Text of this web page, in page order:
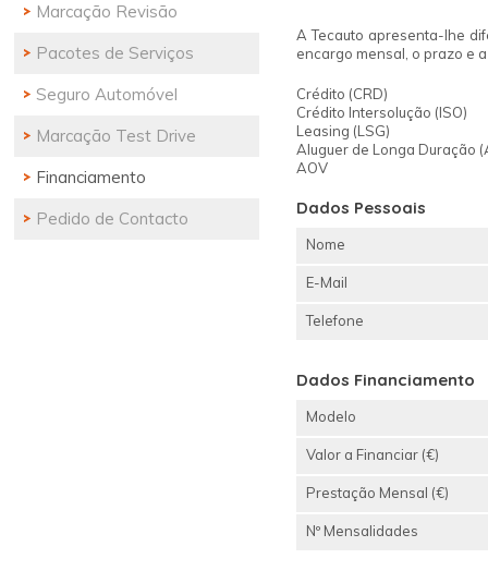
Marcação Revisão
Pacotes de Serviços
Seguro Automóvel
Marcação Test Drive
Financiamento
Pedido de Contacto
A Tecauto apresenta-lhe
encargo mensal, o prazo e
Crédito (CRD)
Crédito Intersolução (ISO)
Leasing (LSG)
Aluguer de Longa Duração
AOV
Dados Pessoais
Nome
E-Mail
Telefone
Dados Financiamento
Modelo
Valor a Financiar (€)
Prestação Mensal (€)
Nº Mensalidades